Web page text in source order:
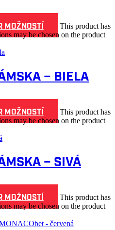
MOŽNOSTÍ
This product has
may be chosen on the product
– BIELA
MOŽNOSTÍ
This product has
may be chosen on the product
– SIVÁ
MOŽNOSTÍ
This product has
may be chosen on the product